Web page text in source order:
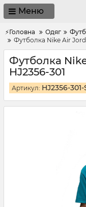
Меню
⚡Головна Одяг
Футболка Nike Air
Футболка
HJ2356-301
Артикул: HJ2356-301-